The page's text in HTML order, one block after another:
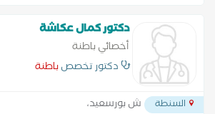
دكتور كمال عكاشة
أخصائي باطنة
دكتور تخصصباطنة
السنطة ش بورسعيد،